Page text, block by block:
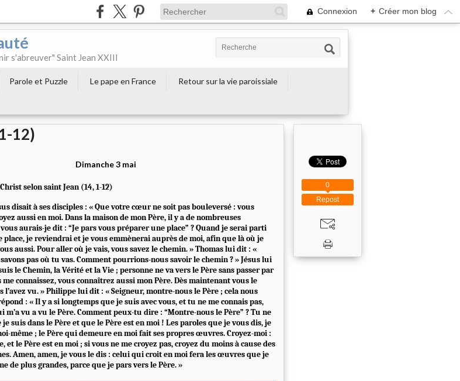
Connexion + Créer mon blog
s'abreuver" Saint Jean XXIII
Parole et Puzzle Le pape en France
Retour sur la vie paroissiale
12)
Dimanche 3 mai
selon saint Jean (14, 1-12)
disait à ses disciples : « Que votre cœur ne soit pas bouleversé : vous
aussi en moi. Dans la maison de mon Père, il y a de nombreuses
aurais-je dit : “Je pars vous préparer une place” ? Quand je serai parti
je reviendrai et je vous emmènerai auprès de moi, afin que là où je
aussi. Pour aller où je vais, vous savez le chemin. » Thomas lui dit : «
pas où tu vas. Comment pourrions-nous savoir le chemin ? » Jésus lui
le Chemin, la Vérité et la Vie ; personne ne va vers le Père sans passer par
connaissez, vous connaîtrez aussi mon Père. Dès maintenant vous le
l’avez vu. » Philippe lui dit : « Seigneur, montre-nous le Père ; cela nous
: « Il y a si longtemps que je suis avec vous, et tu ne me connais pas,
m’a vu a vu le Père. Comment peux-tu dire : “Montre-nous le Père” ? Tu ne
je suis dans le Père et que le Père est en moi ! Les paroles que je vous dis, je
même ; le Père qui demeure en moi fait ses propres œuvres. Croyez-moi :
et le Père est en moi ; si vous ne me croyez pas, croyez du moins à cause des
Amen, amen, je vous le dis : celui qui croit en moi fera les œuvres que je
de plus grandes, parce que je pars vers le Père. »
Repost
0